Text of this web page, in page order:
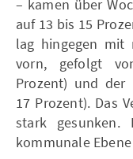
– kamen über
auf 13 bis 15
lag hingegen mit
vorn, gefolgt
Prozent) und der
17 Prozent). Das
stark
kommunale